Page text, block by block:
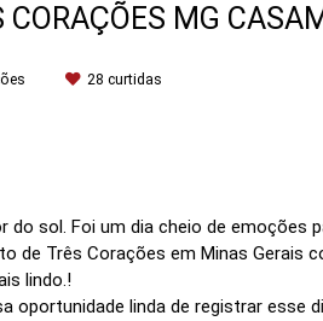
MG
28 curtidas
sol. Foi um dia cheio de emoções
de Três Corações em Minas Gerais
lindo.!
oportunidade linda de registrar esse